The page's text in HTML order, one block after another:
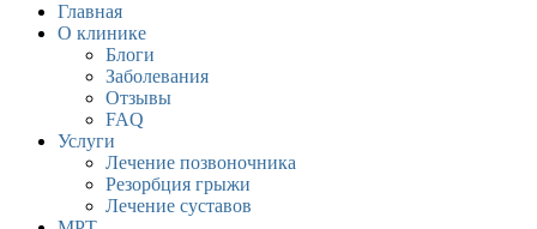
Главная
О клинике
Блоги
Заболевания
Отзывы
FAQ
Услуги
Лечение позвоночника
Резорбция грыжи
Лечение суставов